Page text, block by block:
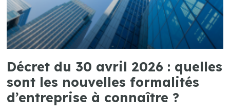
Décret du 30 avril 2026 : quelles
sont les nouvelles formalités
d’entreprise à connaître ?